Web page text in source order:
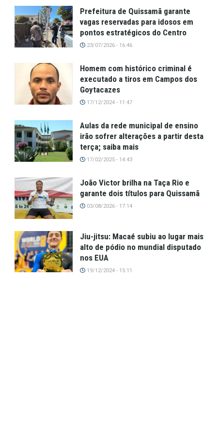
Prefeitura de Quissamã garante
vagas reservadas para idosos em
pontos estratégicos do Centro
23/07/2026 - 16:46
Homem com histórico criminal é
executado a tiros em Campos dos
Goytacazes
17/12/2024 - 11:47
Aulas da rede municipal de ensino
irão sofrer alterações a partir desta
terça; saiba mais
17/02/2025 - 14:43
João Victor brilha na Taça Rio e
garante dois títulos para Quissamã
03/08/2026 - 17:14
Jiu-jitsu: Macaé subiu ao lugar mais
alto de pódio no mundial disputado
nos EUA
19/12/2024 - 15:11